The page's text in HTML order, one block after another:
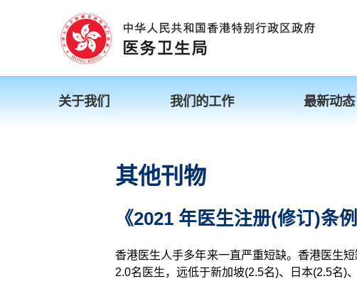
关于我们 我们的工作 最新动态
其他刊物
《2021 年医生注册(修订)条例
香港医生人手多年来一直严重短缺。香港医生
2.0名医生，远低于新加坡(2.5名)、日本(2.5名)